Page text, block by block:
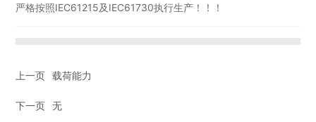
严格按照IEC61215及IEC61730执行生产！！！
上一页 载荷能力
下一页 无